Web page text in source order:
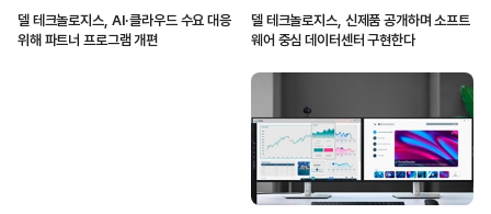
델 테크놀로지스, AI·클라우드 수요 대응
위해 파트너 프로그램 개편
델 테크놀로지스, 신제품 공개하며 소프트
웨어 중심 데이터센터 구현한다